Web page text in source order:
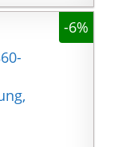
der
dich
-6%